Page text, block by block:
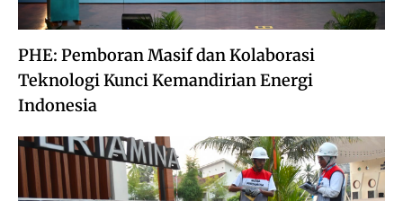
PHE: Pemboran Masif dan Kolaborasi
Teknologi Kunci Kemandirian Energi
Indonesia